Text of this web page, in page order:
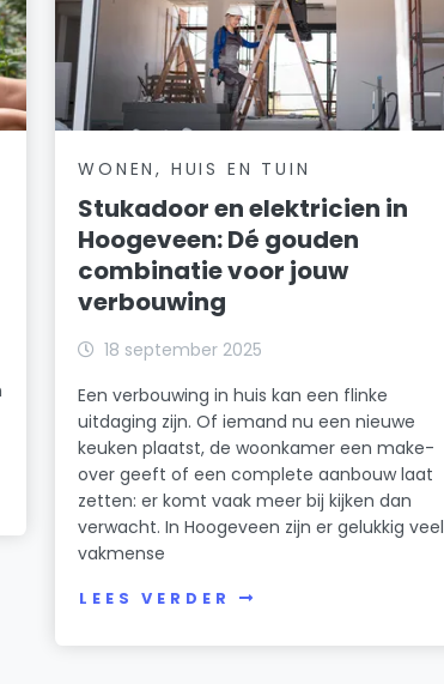
WONEN, HUIS EN TUIN
Stukadoor en elektricien in
Hoogeveen: Dé gouden
combinatie voor jouw
verbouwing
18 september 2025
Een verbouwing in huis kan een flinke
uitdaging zijn. Of iemand nu een nieuwe
keuken plaatst, de woonkamer een make-
over geeft of een complete aanbouw laat
zetten: er komt vaak meer bij kijken dan
verwacht. In Hoogeveen zijn er gelukkig veel
vakmense
LEES VERDER